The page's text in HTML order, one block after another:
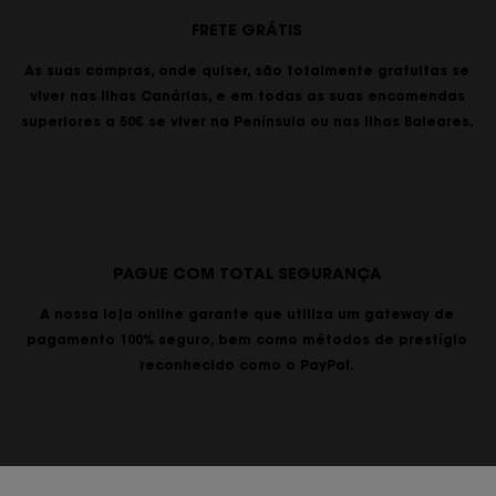
FRETE GRÁTIS
As suas compras, onde quiser, são totalmente gratuitas se
viver nas Ilhas Canárias, e em todas as suas encomendas
superiores a 50€ se viver na Península ou nas Ilhas Baleares.
PAGUE COM TOTAL SEGURANÇA
A nossa loja online garante que utiliza um gateway de
pagamento 100% seguro, bem como métodos de prestígio
reconhecido como o PayPal.